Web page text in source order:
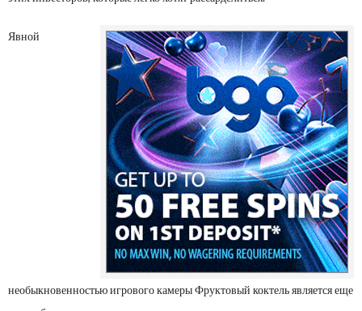
Явной
необыкновенностью игрового камеры Фруктовый коктель является еще